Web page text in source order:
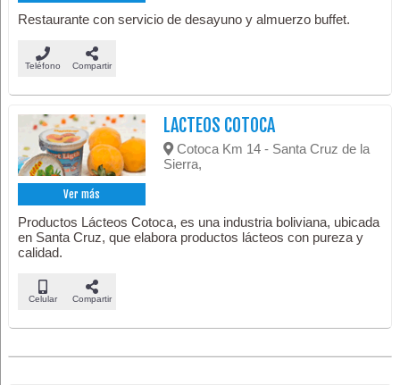
Restaurante con servicio de desayuno y almuerzo buffet.
Teléfono Compartir
Ver más
LACTEOS COTOCA
Cotoca Km 14 - Santa Cruz de la
Sierra,
Productos Lácteos Cotoca, es una industria boliviana, ubicada
en Santa Cruz, que elabora productos lácteos con pureza y
calidad.
Celular Compartir